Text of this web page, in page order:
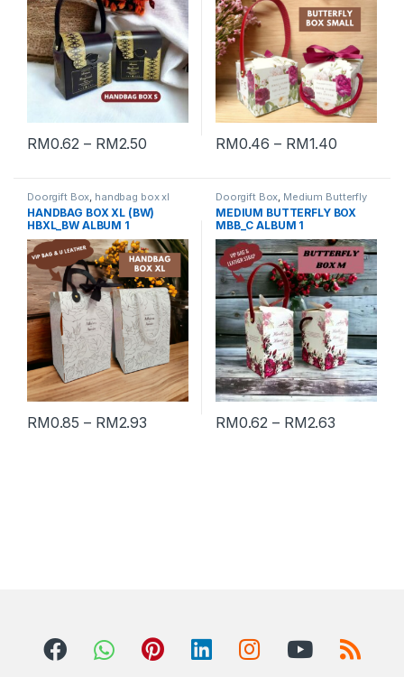
RM0.62 – RM2.50 RM0.46 – RM1.40
Doorgift Box handbag box xl
HANDBAG BOX XL (BW)
HBXL_BW ALBUM 1
RM0.85 – RM2.93
Doorgift Box Medium Butterfly
Box
MEDIUM BUTTERFLY BOX
MBB_C ALBUM 1
RM0.62 – RM2.63